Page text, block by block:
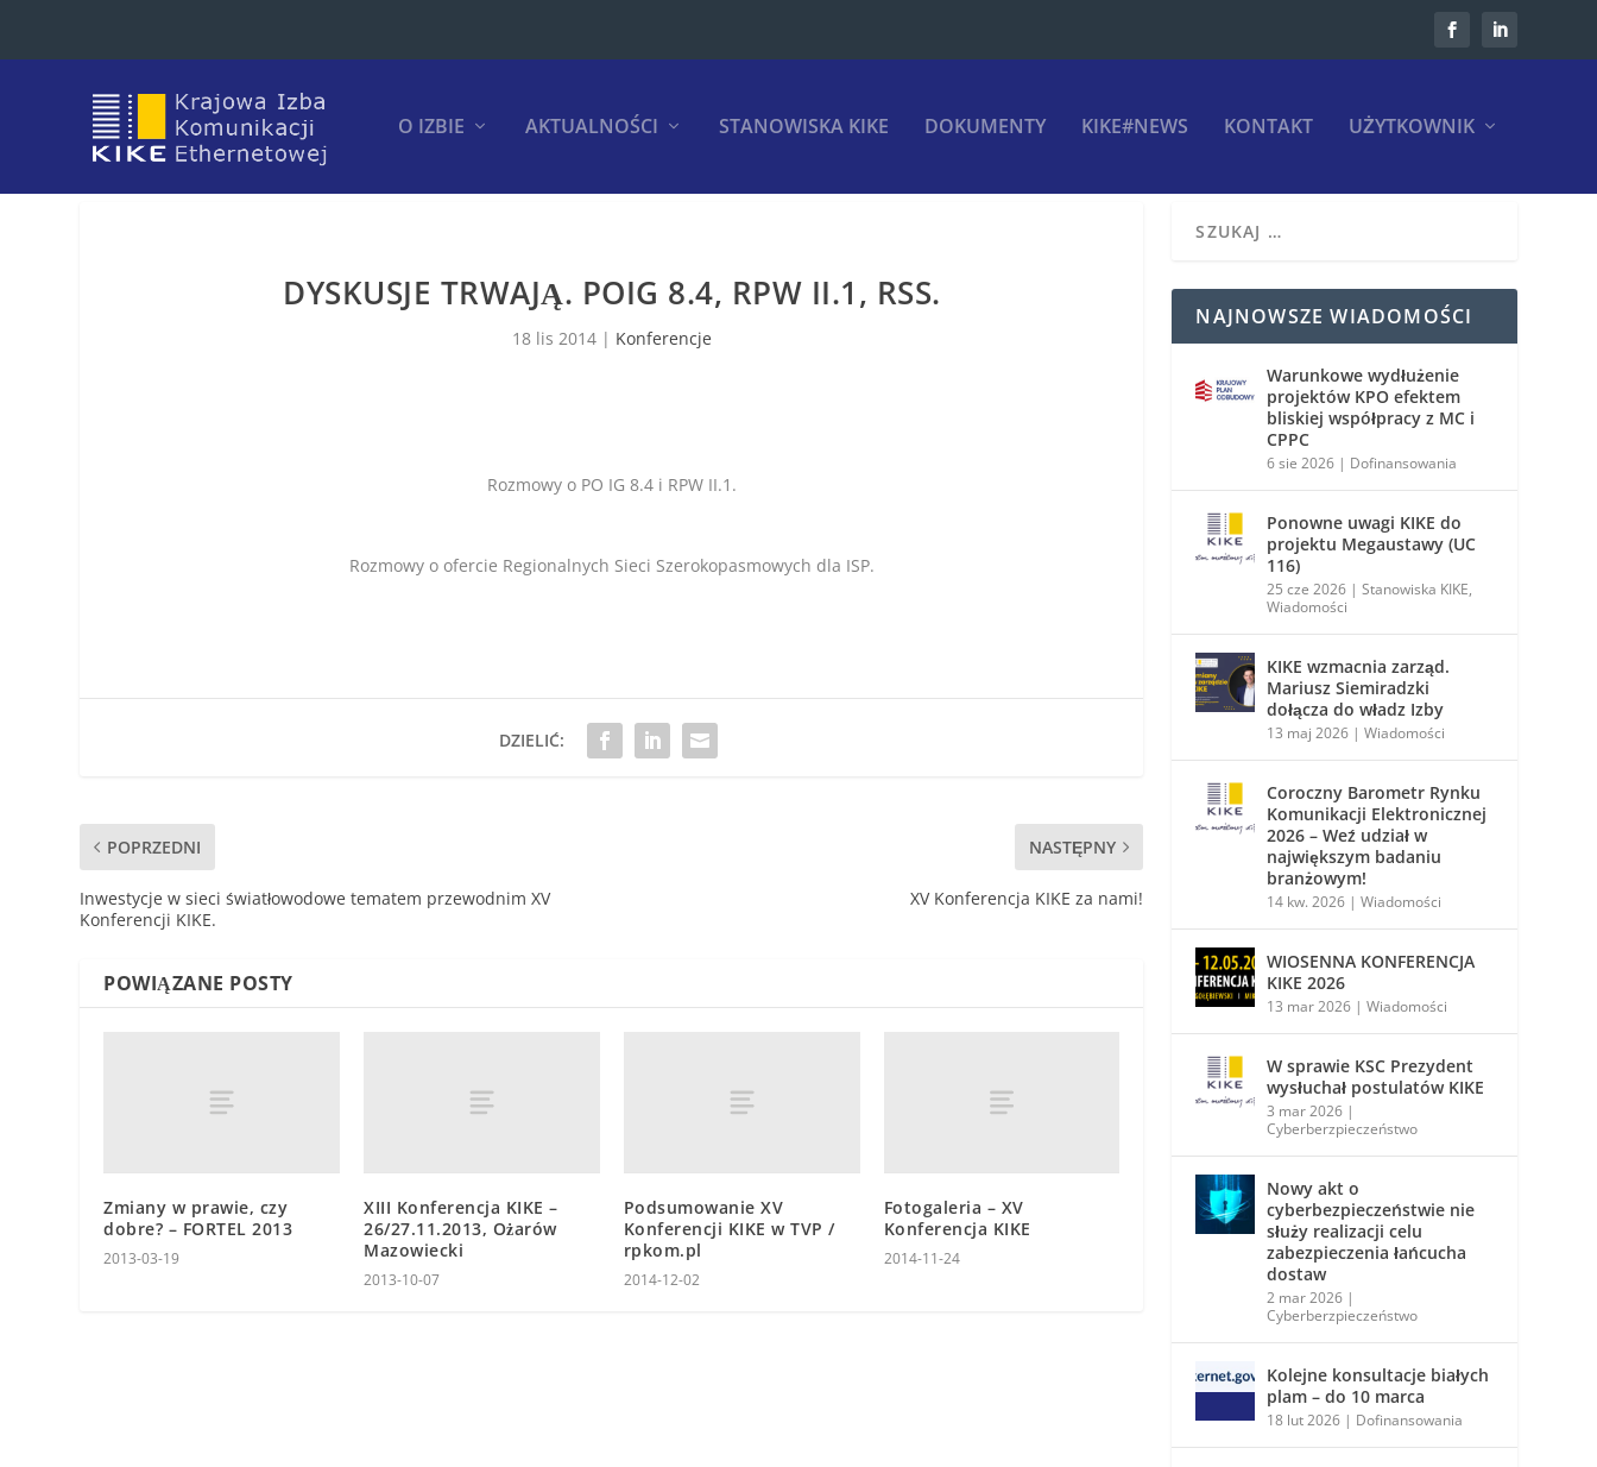
O IZBIE AKTUALNOŚCI STANOWISKA KIKE DOKUMENTY KIKE#NEWS KONTAKT UŻYTKOWNIK
DYSKUSJE TRWAJĄ. POIG 8.4, RPW II.1, RSS.
18 lis 2014| Konferencje
Rozmowy o PO IG 8.4 i RPW II.1.
Rozmowy o ofercie Regionalnych Sieci Szerokopasmowych dla ISP.
DZIELIĆ:
POPRZEDNI
Inwestycje w sieci światłowodowe tematem przewodnim XV
Konferencji KIKE.
NASTĘPNY
XV Konferencja KIKE za nami!
POWIĄZANE POSTY
Zmiany w prawie, czy
dobre? – FORTEL 2013
2013-03-19
XIII Konferencja KIKE –
26/27.11.2013, Ożarów
Mazowiecki
2013-10-07
Podsumowanie XV
Konferencji KIKE w TVP /
rpkom.pl
2014-12-02
Fotogaleria – XV
Konferencja KIKE
2014-11-24
NAJNOWSZE WIADOMOŚCI
Warunkowe wydłużenie
projektów KPO efektem
bliskiej współpracy z MC i
CPPC
6 sie 2026 | Dofinansowania
Ponowne uwagi KIKE do
projektu Megaustawy (UC
116)
25 cze 2026 |Stanowiska KIKE,
Wiadomości
KIKE wzmacnia zarząd.
Mariusz Siemiradzki
dołącza do władz Izby
13 maj 2026 |Wiadomości
Coroczny Barometr Rynku
Komunikacji Elektronicznej
2026 – Weź udział w
największym badaniu
branżowym!
14 kw. 2026 |Wiadomości
WIOSENNA KONFERENCJA
KIKE 2026
13 mar 2026 |Wiadomości
W sprawie KSC Prezydent
wysłuchał postulatów KIKE
3 mar 2026 |
Cyberberzpieczeństwo
Nowy akt o
cyberbezpieczeństwie nie
służy realizacji celu
zabezpieczenia łańcucha
dostaw
2 mar 2026 |
Cyberberzpieczeństwo
Kolejne konsultacje białych
plam – do 10 marca
18 lut 2026 | Dofinansowania